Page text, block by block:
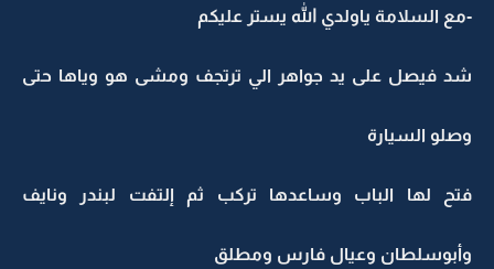
-مع السلامة ياولدي الله يستر عليكم
شد فيصل على يد جواهر الي ترتجف ومشى هو وياها حتى
وصلو السيارة
فتح لها الباب وساعدها تركب ثم إلتفت لبندر ونايف
وأبوسلطان وعيال فارس ومطلق